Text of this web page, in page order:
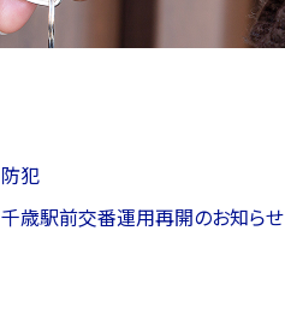
防犯
千歳駅前交番運用再開のお知らせ